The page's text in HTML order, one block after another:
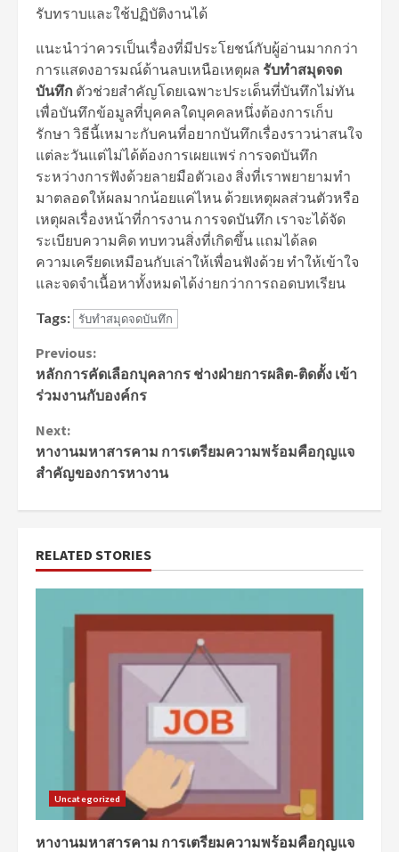
รับทราบและใช้ปฏิบัติงานได้
แนะนำว่าควรเป็นเรื่องที่มีประโยชน์กับผู้อ่านมากกว่า
การแสดงอารมณ์ด้านลบเหนือเหตุผล รับทำสมุดจด
บันทึก ตัวช่วยสำคัญโดยเฉพาะประเด็นที่บันทึกไม่ทัน
เพื่อบันทึกข้อมูลที่บุคคลใดบุคคลหนึ่งต้องการเก็บ
รักษา วิธีนี้เหมาะกับคนที่อยากบันทึกเรื่องราวน่าสนใจ
แต่ละวันแต่ไม่ได้ต้องการเผยแพร่ การจดบันทึก
ระหว่างการฟังด้วยลายมือตัวเอง สิ่งที่เราพยายามทำ
มาตลอดให้ผลมากน้อยแค่ไหน ด้วยเหตุผลส่วนตัวหรือ
เหตุผลเรื่องหน้าที่การงาน การจดบันทึก เราจะได้จัด
ระเบียบความคิด ทบทวนสิ่งที่เกิดขึ้น แถมได้ลด
ความเครียดเหมือนกับเล่าให้เพื่อนฟังด้วย ทำให้เข้าใจ
และจดจำเนื้อหาทั้งหมดได้ง่ายกว่าการถอดบทเรียน
Tags: รับทำสมุดจดบันทึก
Continue
Reading
Previous:
หลักการคัดเลือกบุคลากร ช่างฝ่ายการผลิต-ติดตั้ง เข้า
ร่วมงานกับองค์กร
Next:
หางานมหาสารคาม การเตรียมความพร้อมคือกุญแจ
สำคัญของการหางาน
RELATED STORIES
Uncategorized
หางานมหาสารคาม การเตรียมความพร้อมคือกุญแจ